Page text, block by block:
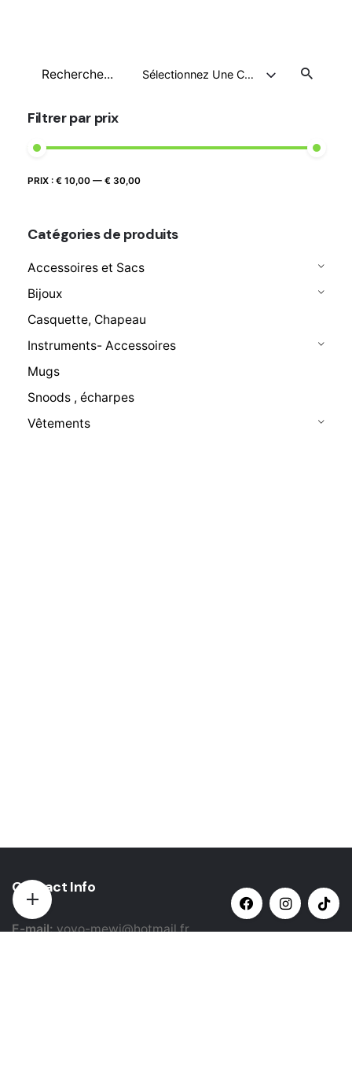
Recherche
Sélectionnez Une Catégorie
Filtrer par prix
Prix
Prix
PRIX : € 10,00 — € 30,00
Catégories de produits
Accessoires et Sacs
Bijoux
Casquette, Chapeau
Instruments- Accessoires
Mugs
Snoods , écharpes
Vêtements
Contact Info
E-mail:yovo-mewi@hotmail.fr